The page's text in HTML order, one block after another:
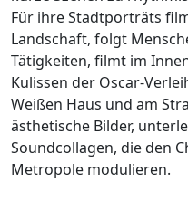
Für ihre Stadtporträts
Landschaft, folgt
Tätigkeiten, filmt im
Kulissen der Oscar-
Weißen Haus und am
ästhetische Bilder,
Soundcollagen, die den
Metropole modulieren.